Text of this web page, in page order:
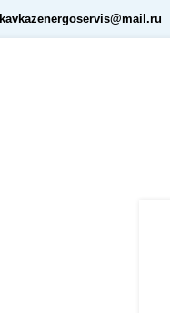
kavkazenergoservis@mail.ru